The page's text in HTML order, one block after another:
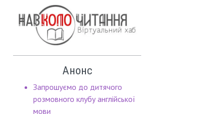
Анонс
Запрошуємо до дитячого
розмовного клубу англійської
мови